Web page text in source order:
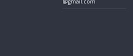
@gmail.com